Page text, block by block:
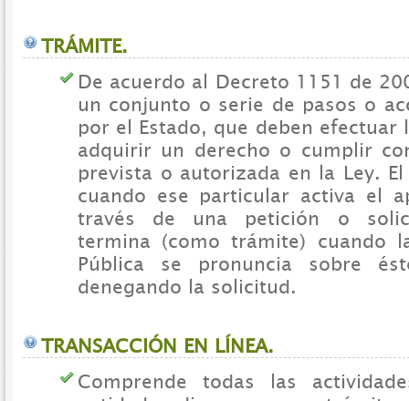
TRÁMITE.
De acuerdo al Decreto 1151 de
un conjunto o serie de pasos o
por el Estado, que deben efectuar
adquirir un derecho o cumplir
prevista o autorizada en la Ley.
cuando ese particular activa el
través de una petición o
termina (como trámite) cuando
Pública se pronuncia sobre
denegando la solicitud.
TRANSACCIÓN EN LÍNEA.
Comprende todas las